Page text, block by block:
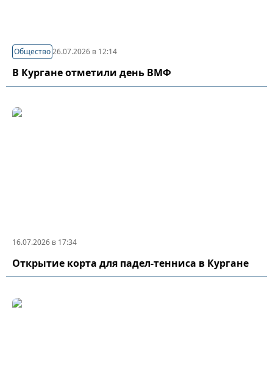
Общество26.07.2026 в 12:14
В Кургане отметили день ВМФ
16.07.2026 в 17:34
Открытие корта для падел-тенниса в Кургане